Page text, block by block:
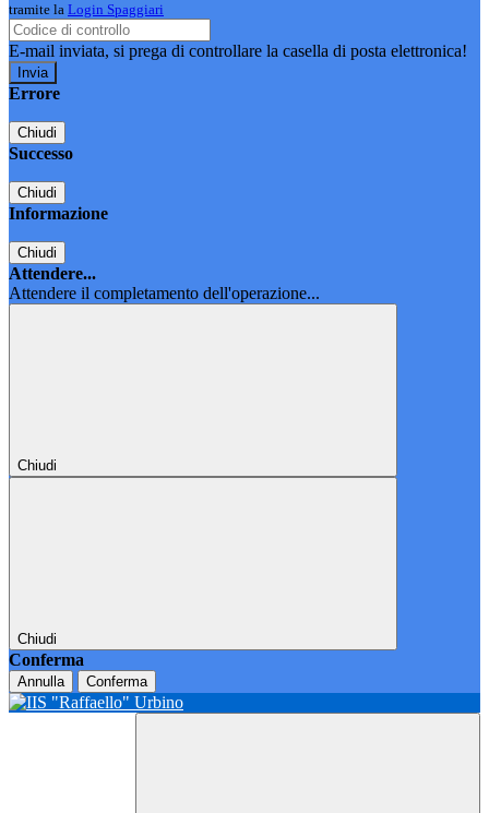
tramite la Login Spaggiari
E-mail inviata, si prega di controllare la casella di posta elettronica!
Errore
Chiudi
Successo
Chiudi
Informazione
Chiudi
Attendere...
Attendere il completamento dell'operazione...
Chiudi
Chiudi
Conferma
Annulla Conferma